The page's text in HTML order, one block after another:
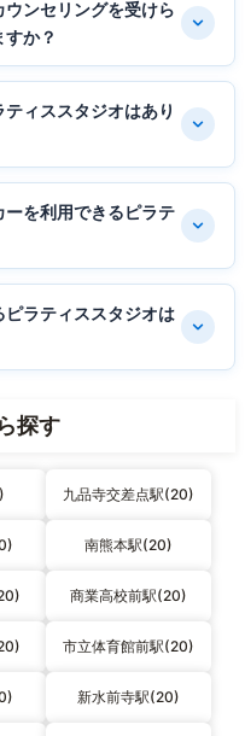
ンセリングを受けら
か？
ィススタジオはあり
を利用できるピラテ
ラティススタジオは
探す
九品寺交差点駅(20)
南熊本駅(20)
商業高校前駅(20)
市立体育館前駅(20)
新水前寺駅(20)